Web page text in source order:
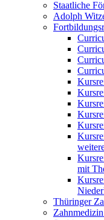
Staatliche
Adolph
mit
Thüringer